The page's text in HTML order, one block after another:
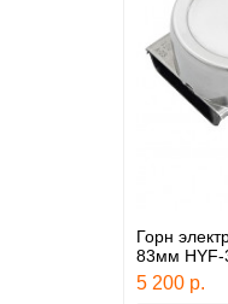
Горн
83мм HYF-
5 200 р.